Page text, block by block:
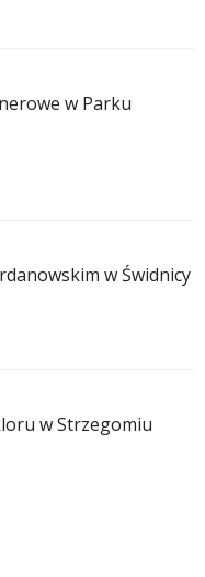
w Parku
w Świdnicy
w Strzegomiu